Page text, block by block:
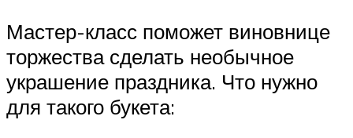
Мастер-класс поможет виновнице
торжества сделать необычное
украшение праздника. Что нужно
для такого букета: